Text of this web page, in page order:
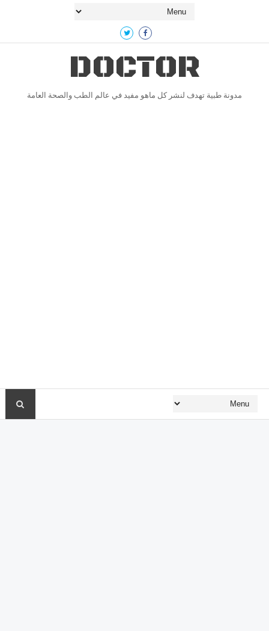
DOCTOR
مدونة طبية تهدف لنشر كل ماهو مفيد في عالم الطب والصحة العامة